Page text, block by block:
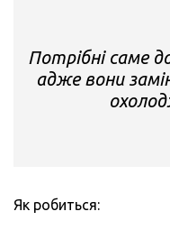
Потрібні саме
адже вони
Як робиться: